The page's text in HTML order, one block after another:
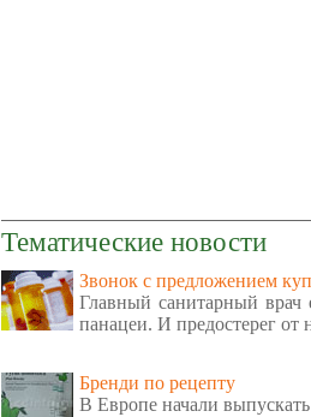
Тематические новости
Звонок с предложением
Главный санитарный врач
панацеи. И предостерег
Бренди по рецепту
В Европе начали